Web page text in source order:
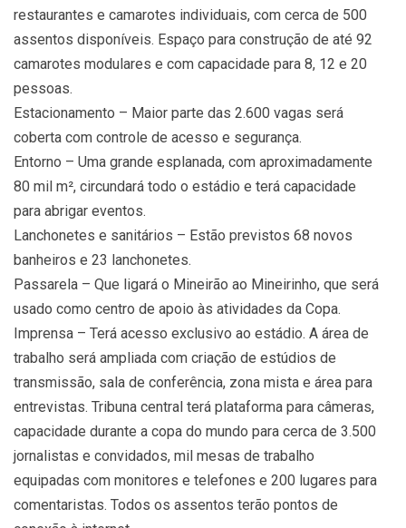
restaurantes e camarotes individuais, com cerca de 500
assentos disponíveis. Espaço para construção de até 92
camarotes modulares e com capacidade para 8, 12 e 20
pessoas.
Estacionamento – Maior parte das 2.600 vagas será
coberta com controle de acesso e segurança.
Entorno – Uma grande esplanada, com aproximadamente
80 mil m², circundará todo o estádio e terá capacidade
para abrigar eventos.
Lanchonetes e sanitários – Estão previstos 68 novos
banheiros e 23 lanchonetes.
Passarela – Que ligará o Mineirão ao Mineirinho, que será
usado como centro de apoio às atividades da Copa.
Imprensa – Terá acesso exclusivo ao estádio. A área de
trabalho será ampliada com criação de estúdios de
transmissão, sala de conferência, zona mista e área para
entrevistas. Tribuna central terá plataforma para câmeras,
capacidade durante a copa do mundo para cerca de 3.500
jornalistas e convidados, mil mesas de trabalho
equipadas com monitores e telefones e 200 lugares para
comentaristas. Todos os assentos terão pontos de